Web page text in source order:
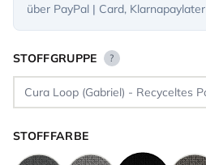
über PayPal | Card, Klarnapaylater
STOFFGRUPPE ?
STOFFFARBE